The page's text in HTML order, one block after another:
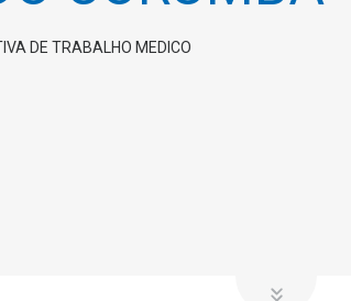
DE TRABALHO MEDICO